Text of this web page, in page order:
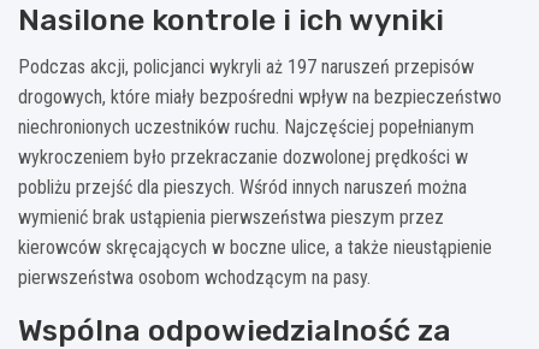
Nasilone kontrole i ich wyniki
Podczas akcji, policjanci wykryli aż 197 naruszeń przepisów
drogowych, które miały bezpośredni wpływ na bezpieczeństwo
niechronionych uczestników ruchu. Najczęściej popełnianym
wykroczeniem było przekraczanie dozwolonej prędkości w
pobliżu przejść dla pieszych. Wśród innych naruszeń można
wymienić brak ustąpienia pierwszeństwa pieszym przez
kierowców skręcających w boczne ulice, a także nieustąpienie
pierwszeństwa osobom wchodzącym na pasy.
Wspólna odpowiedzialność za